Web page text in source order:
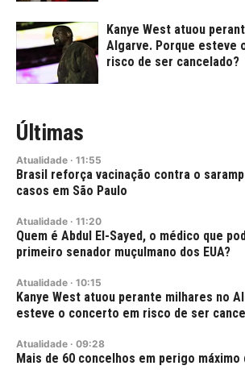
Kanye West atuou
Algarve. Porque esteve
risco de ser cancelado?
Últimas
Atualidade · 11:55
Brasil reforça vacinação contra o
casos em São Paulo
Atualidade · 11:20
Quem é Abdul El-Sayed, o médico que
primeiro senador muçulmano dos EUA?
Atualidade · 10:15
Kanye West atuou perante milhares no
esteve o concerto em risco de ser
Atualidade · 09:28
Mais de 60 concelhos em perigo máximo